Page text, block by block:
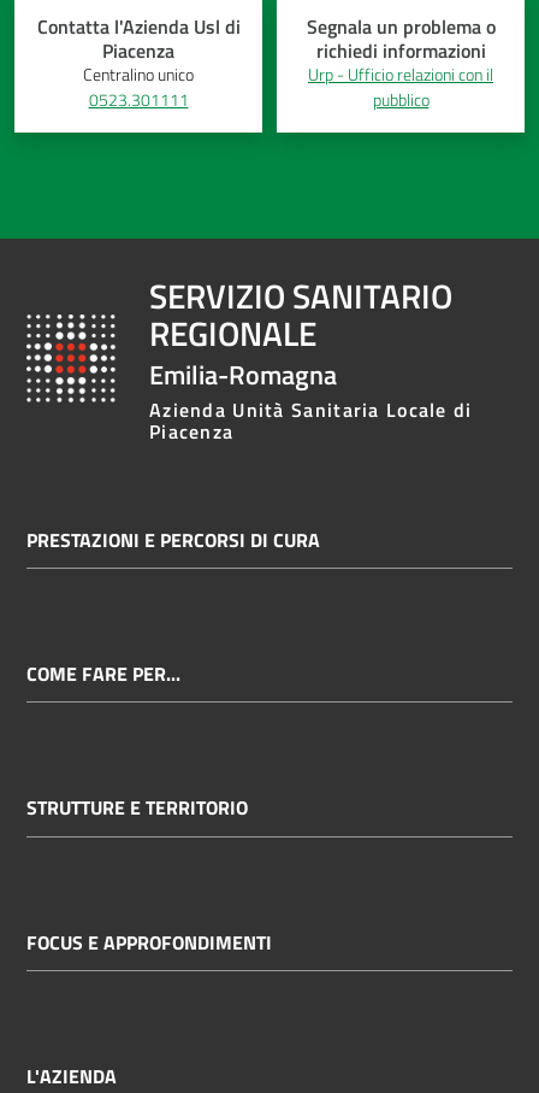
Contatta l'Azienda Usl di
Piacenza
Centralino unico
0523.301111
Segnala un problema o
richiedi informazioni
Urp - Ufficio relazioni con il
pubblico
SERVIZIO SANITARIO
REGIONALE
Emilia-Romagna
Azienda Unità Sanitaria Locale di
Piacenza
PRESTAZIONI E PERCORSI DI CURA
COME FARE PER...
STRUTTURE E TERRITORIO
FOCUS E APPROFONDIMENTI
L'AZIENDA